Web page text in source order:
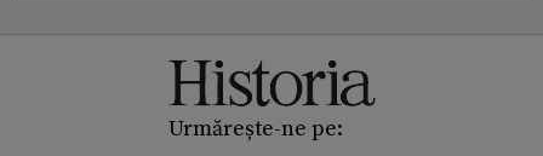
Urmărește-ne pe: